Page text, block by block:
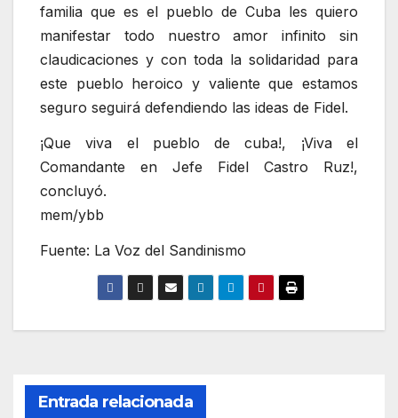
familia que es el pueblo de Cuba les quiero
manifestar todo nuestro amor infinito sin
claudicaciones y con toda la solidaridad para
este pueblo heroico y valiente que estamos
seguro seguirá defendiendo las ideas de Fidel.
¡Que viva el pueblo de cuba!, ¡Viva el
Comandante en Jefe Fidel Castro Ruz!,
concluyó.
mem/ybb
Fuente: La Voz del Sandinismo
Entrada relacionada